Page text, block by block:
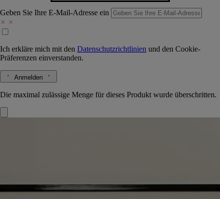
Geben Sie Ihre E-Mail-Adresse ein
Ich erkläre mich mit den Datenschutzrichtlinien und den Cookie-
Präferenzen einverstanden.
Anmelden
Die maximal zulässige Menge für dieses Produkt wurde überschritten.